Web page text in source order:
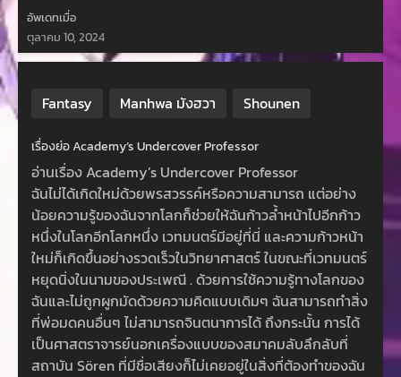
อัพเดทเมื่อ
ตุลาคม 10, 2024
Fantasy Manhwa มังฮวา Shounen
เรื่องย่อ Academy’s Undercover Professor
อ่านเรื่อง Academy’s Undercover Professor
ฉันไม่ได้เกิดใหม่ด้วยพรสวรรค์หรือความสามารถ แต่อย่าง
น้อยความรู้ของฉันจากโลกก็ช่วยให้ฉันก้าวล้ำหน้าไปอีกก้าว
หนึ่งในโลกอีกโลกหนึ่ง เวทมนตร์มีอยู่ที่นี่ และความก้าวหน้า
ใหม่ก็เกิดขึ้นอย่างรวดเร็วในวิทยาศาสตร์ ในขณะที่เวทมนตร์
หยุดนิ่งในนามของประเพณี . ด้วยการใช้ความรู้ทางโลกของ
ฉันและไม่ถูกผูกมัดด้วยความคิดแบบเดิมๆ ฉันสามารถทำสิ่ง
ที่พ่อมดคนอื่นๆ ไม่สามารถจินตนาการได้ ถึงกระนั้น การได้
เป็นศาสตราจารย์นอกเครื่องแบบของสมาคมลับลึกลับที่
สถาบัน Sören ที่มีชื่อเสียงก็ไม่เคยอยู่ในสิ่งที่ต้องทำของฉัน